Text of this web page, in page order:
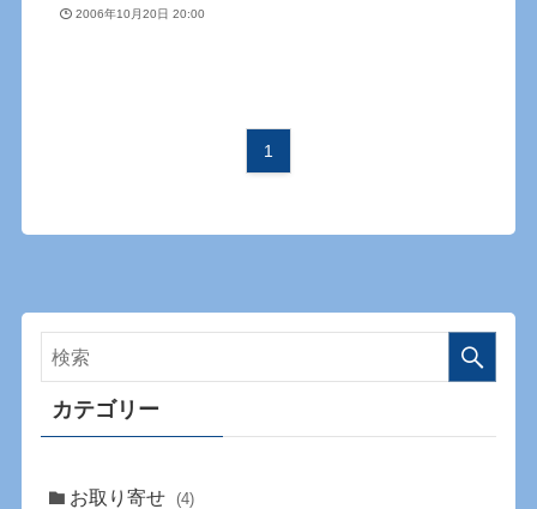
2006年10月20日 20:00
1
カテゴリー
お取り寄せ (4)